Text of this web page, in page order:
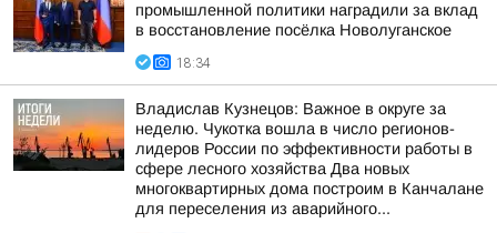
промышленной политики наградили за вклад
в восстановление посёлка Новолуганское
18:34
Владислав Кузнецов: Важное в округе за
неделю. Чукотка вошла в число регионов-
лидеров России по эффективности работы в
сфере лесного хозяйства Два новых
многоквартирных дома построим в Канчалане
для переселения из аварийного...